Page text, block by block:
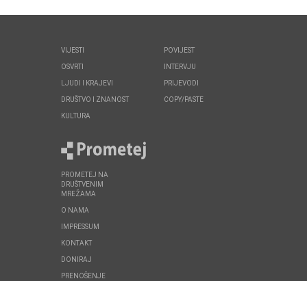
VIJESTI
OSVRTI
LJUDI I KRAJEVI
DRUŠTVO I ZNANOST
KULTURA
POVIJEST
INTERVJU
PRIJEVODI
COPY/PASTE
PROMETEJ NA
DRUŠTVENIM
MREŽAMA
O NAMA
IMPRESSUM
KONTAKT
DONIRAJ
PRENOŠENJE